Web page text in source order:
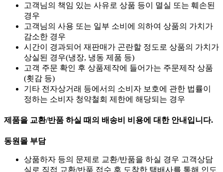
고객님의 책임 있는 사유로 상품 등이 멸실 또는 훼손된
경우
고객님의 사용 또는 일부 소비에 의하여 상품의 가치가
감소한 경우
시간이 경과되어 재판매가 곤란할 정도로 상품의 가치가
상실된 경우(냉장, 냉동 제품 등)
고객 주문 확인 후 상품제작에 들어가는 주문제작 상품
(횟감 등)
기타 전자상거래 등에서의 소비자 보호에 관한 법률이
정하는 소비자 청약철회 제한에 해당되는 경우
제품을 교환/반품 하실 때의 배송비 비용에 대한 안내입니다.
동원몰 부담
상품하자 등의 문제로 교환/반품을 하실 경우 고객상담